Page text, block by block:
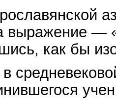
выражение —
как бы